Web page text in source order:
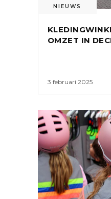
NIEUWS
OMZET IN
3 februari 2025